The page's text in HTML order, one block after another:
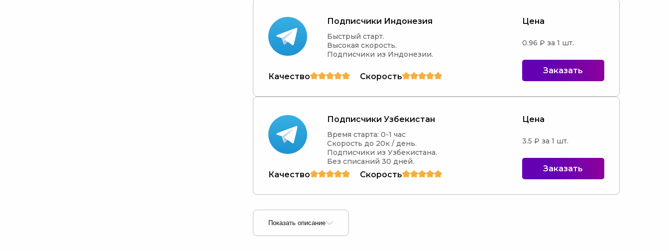
Подписчики Индонезия
Быстрый старт.
Высокая скорость.
Подписчики из Индонезии.
Качество Скорость
Цена
0.96 ₽ за 1 шт.
Заказать
Подписчики Узбекистан
Время старта: 0-1 час
Скорость до 20к / день.
Подписчики из Узбекистана.
Без списаний 30 дней.
Качество Скорость
Цена
3.5 ₽ за 1 шт.
Заказать
Показать описание